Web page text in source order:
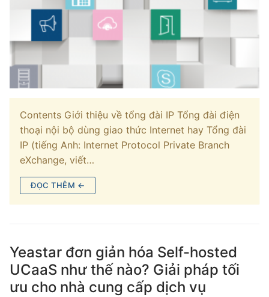
Tổng đài VoIP Yeastar S50
Tổng đài VoIP Yeastar S100
Tổng đài VoIP Yeastar S300
HOSTED PHONE SYSTEM
Tổng đài Yeastar Cloud
IPPBX FOR LARGE ENTERPRISES
Tổng đài Yeastar K2
FXO VoIP Gateway
VoIP GSM / 3G / 4G Gateways
Contents Giới thiệu về tổng đài IP Tổng đài điện
thoại nội bộ dùng giao thức Internet hay Tổng đài
IP (tiếng Anh: Internet Protocol Private Branch
eXchange, viết…
ĐỌC THÊM ←
Yeastar đơn giản hóa Self-hosted
UCaaS như thế nào? Giải pháp tối
ưu cho nhà cung cấp dịch vụ